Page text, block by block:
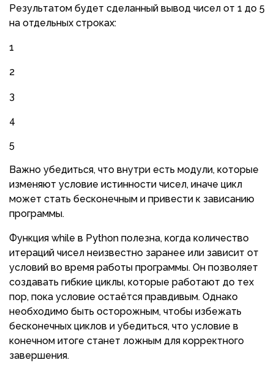
Результатом будет сделанный вывод чисел от 1 до 5
на отдельных строках:
1
2
3
4
5
Важно убедиться, что внутри есть модули, которые
изменяют условие истинности чисел, иначе цикл
может стать бесконечным и привести к зависанию
программы.
Функция while в Python полезна, когда количество
итераций чисел неизвестно заранее или зависит от
условий во время работы программы. Он позволяет
создавать гибкие циклы, которые работают до тех
пор, пока условие остаётся правдивым. Однако
необходимо быть осторожным, чтобы избежать
бесконечных циклов и убедиться, что условие в
конечном итоге станет ложным для корректного
завершения.